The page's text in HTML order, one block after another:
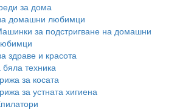
за дома
домашни любимци
за подстригване на домашни
здраве и красота
техника
за косата
за устната хигиена